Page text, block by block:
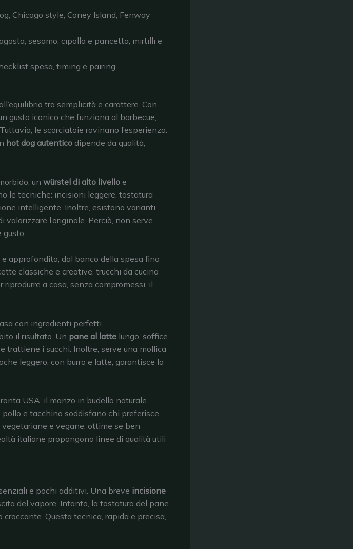
Chicago style, Coney Island, Fenway
sesamo, cipolla e pancetta, mirtilli e
spesa, timing e pairing
tra semplicità e carattere. Con
gusto iconico che funziona al barbecue,
le scorciatoie rovinano l’esperienza:
hot dog autentico dipende da qualità,
un würstel di alto livello e
le tecniche: incisioni leggere, tostatura
intelligente. Inoltre, esistono varianti
l’originale. Perciò, non serve
approfondita, dal banco della spesa fino
classiche e creative, trucchi da cucina
a casa, senza compromessi, il
con ingredienti perfetti
il risultato. Un pane al latte lungo, soffice
trattiene i succhi. Inoltre, serve una mollica
leggero, con burro e latte, garantisce la
USA, il manzo in budello naturale
e tacchino soddisfano chi preferisce
e vegane, ottime se ben
italiane propongono linee di qualità utili
e pochi additivi. Una breve incisione
del vapore. Intanto, la tostatura del pane
Questa tecnica, rapida e precisa,